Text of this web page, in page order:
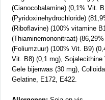
(Cianocobalamine) (0,1% Vit.
(Pyridoxinehydrochloride)
(Riboflavine) (100% vitamine
(Thiaminemononitraat)
(Foliumzuur) (100% Vit. B9)
Vit. B8) (0,1 mg), Sojalecithine
Gele bijenwas (30 mg),
Gelatine, E172, E422.